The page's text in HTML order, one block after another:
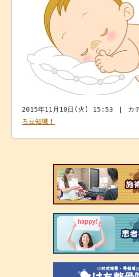
2015年11月10日(火) 15:53 ｜ カ
る豆知識！